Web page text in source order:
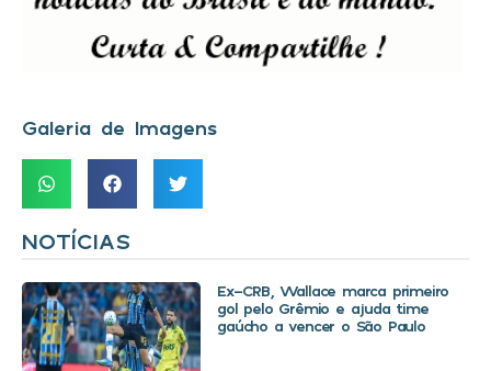
Galeria de Imagens
NOTÍCIAS
Ex-CRB, Wallace marca primeiro
gol pelo Grêmio e ajuda time
gaúcho a vencer o São Paulo